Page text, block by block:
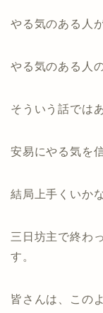
やる気のある人
やる気のある人
そういう話では
安易にやる気を
結局上手くいか
三日坊主で終わ
す。
皆さんは、この